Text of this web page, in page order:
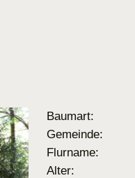
Baumart:
Gemeinde:
Flurname:
Alter: